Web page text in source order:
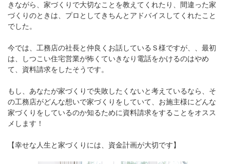
きながら、家づくりで大切なことを教えてくれたり、間違った家
づくりのときは、プロとしてきちんとアドバイスしてくれたこと
でした。
今では、工務店の社長と仲良くお話しているＳ様ですが、、最初
は、しつこい住宅営業が怖くていきなり電話をかけるのはやめ
て、資料請求をしたそうです。
もし、あなたが家づくりで失敗したくないと考えているなら、そ
の工務店がどんな想いで家づくりをしていて、お施主様にどんな
家づくりをしているのか知るために資料請求をすることをオスス
メします！
【幸せな人生と家づくりには、資金計画が大切です】